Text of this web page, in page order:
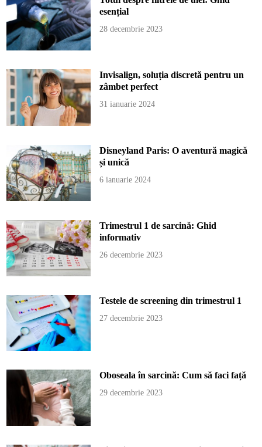
esențial
28 decembrie 2023
Invisalign, soluția discretă pentru un
zâmbet perfect
31 ianuarie 2024
Disneyland Paris: O aventură magică
și unică
6 ianuarie 2024
Trimestrul 1 de sarcină: Ghid
informativ
26 decembrie 2023
Testele de screening din trimestrul 1
27 decembrie 2023
Oboseala în sarcină: Cum să faci față
29 decembrie 2023